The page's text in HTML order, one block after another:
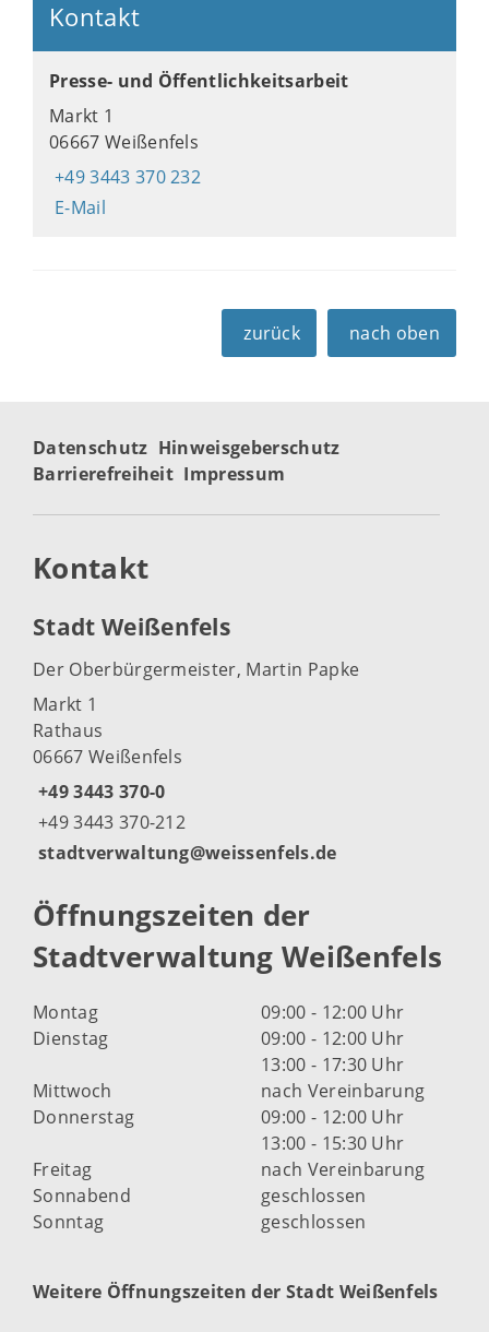
Kontakt
Presse- und Öffentlichkeitsarbeit
Markt 1
06667 Weißenfels
+49 3443 370 232
E-Mail
zurück nach oben
Datenschutz Hinweisgeberschutz
Barrierefreiheit Impressum
Kontakt
Stadt Weißenfels
Der Oberbürgermeister, Martin Papke
Markt 1
Rathaus
06667 Weißenfels
+49 3443 370-0
+49 3443 370-212
stadtverwaltung@weissenfels.de
Öffnungszeiten der
Stadtverwaltung Weißenfels
Montag
09:00 - 12:00 Uhr
Dienstag
09:00 - 12:00 Uhr
13:00 - 17:30 Uhr
Mittwoch
nach Vereinbarung
Donnerstag
09:00 - 12:00 Uhr
13:00 - 15:30 Uhr
Freitag
nach Vereinbarung
Sonnabend
geschlossen
Sonntag
geschlossen
Weitere Öffnungszeiten der Stadt Weißenfels